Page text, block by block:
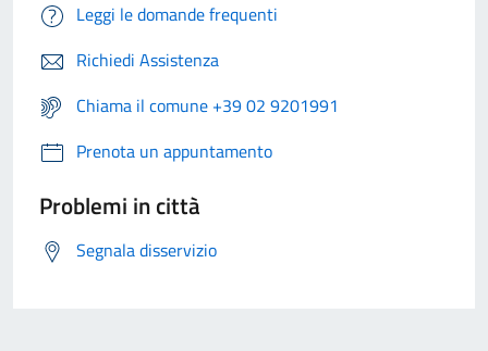
Leggi le domande frequenti
Richiedi Assistenza
Chiama il comune +39 02 9201991
Prenota un appuntamento
Problemi in città
Segnala disservizio